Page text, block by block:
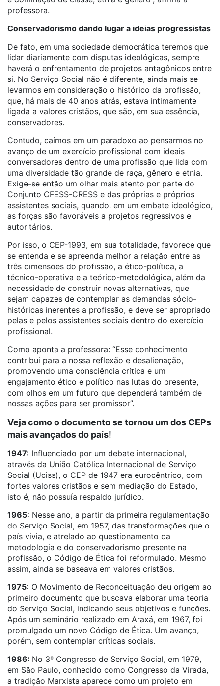
professora.
Conservadorismo dando lugar a ideias progressistas
De fato, em uma sociedade democrática teremos que
lidar diariamente com disputas ideológicas, sempre
haverá o enfrentamento de projetos antagônicos entre
si. No Serviço Social não é diferente, ainda mais se
levarmos em consideração o histórico da profissão,
que, há mais de 40 anos atrás, estava intimamente
ligada a valores cristãos, que são, em sua essência,
conservadores.
Contudo, caímos em um paradoxo ao pensarmos no
avanço de um exercício profissional com ideais
conversadores dentro de uma profissão que lida com
uma diversidade tão grande de raça, gênero e etnia.
Exige-se então um olhar mais atento por parte do
Conjunto CFESS-CRESS e das próprias e próprios
assistentes sociais, quando, em um embate ideológico,
as forças são favoráveis a projetos regressivos e
autoritários.
Por isso, o CEP-1993, em sua totalidade, favorece que
se entenda e se apreenda melhor a relação entre as
três dimensões do profissão, a ético-política, a
técnico-operativa e a teórico-metodológica, além da
necessidade de construir novas alternativas, que
sejam capazes de contemplar as demandas sócio-
históricas inerentes a profissão, e deve ser apropriado
pelas e pelos assistentes sociais dentro do exercício
profissional.
Como aponta a professora: “Esse conhecimento
contribui para a nossa reflexão e desalienação,
promovendo uma consciência crítica e um
engajamento ético e político nas lutas do presente,
com olhos em um futuro que dependerá também de
nossas ações para ser promissor”.
Veja como o documento se tornou um dos CEPs
mais avançados do país!
1947: Influenciado por um debate internacional,
através da União Católica Internacional de Serviço
Social (Uciss), o CEP de 1947 era eurocêntrico, com
fortes valores cristãos e sem mediação do Estado,
isto é, não possuía respaldo jurídico.
1965: Nesse ano, a partir da primeira regulamentação
do Serviço Social, em 1957, das transformações que o
país vivia, e atrelado ao questionamento da
metodologia e do conservadorismo presente na
profissão, o Código de Ética foi reformulado. Mesmo
assim, ainda se baseava em valores cristãos.
1975: O Movimento de Reconceituação deu origem ao
primeiro documento que buscava elaborar uma teoria
do Serviço Social, indicando seus objetivos e funções.
Após um seminário realizado em Araxá, em 1967, foi
promulgado um novo Código de Ética. Um avanço,
porém, sem contemplar críticas sociais.
1986: No 3º Congresso de Serviço Social, em 1979,
em São Paulo, conhecido como Congresso da Virada,
a tradição Marxista aparece como um projeto em